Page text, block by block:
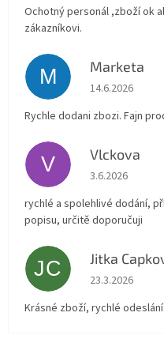
Ochotný personál ,zboží ok
zákazníkovi.
M Marketa
Hodnocení
14.6.2026
Rychle dodani zbozi. Fajn
V Vlckova
Hodnocení
3.6.2026
rychlé a spolehlivé dodání,
popisu, určitě doporučuji
JC Jitka
Hodnocení
23.3.2026
Krásné zboží, rychlé